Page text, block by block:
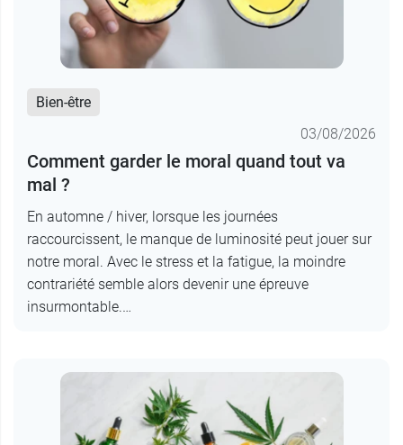
Bien-être
03/08/2026
Comment garder le moral quand tout va
mal ?
En automne / hiver, lorsque les journées
raccourcissent, le manque de luminosité peut jouer sur
notre moral. Avec le stress et la fatigue, la moindre
contrariété semble alors devenir une épreuve
insurmontable.…